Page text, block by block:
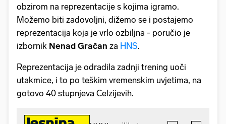
obzirom na reprezentacije s kojima igramo.
Možemo biti zadovoljni, dižemo se i postajemo
reprezentacija koja je vrlo ozbiljna - poručio je
izbornik Nenad Gračan za HNS.
Reprezentacija je odradila zadnji trening uoči
utakmice, i to po teškim vremenskim uvjetima, na
gotovo 40 stupnjeva Celzijevih.